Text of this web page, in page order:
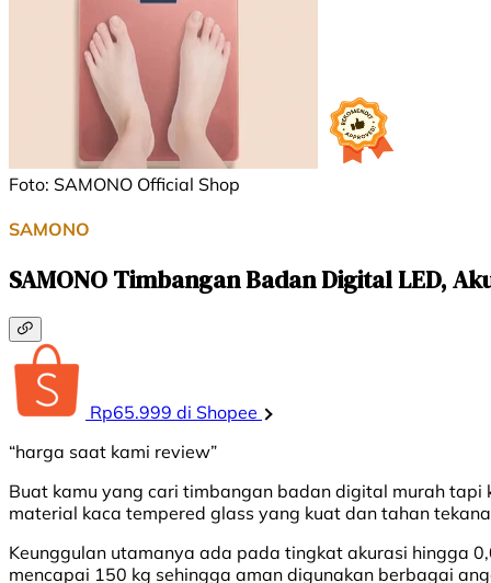
Foto: SAMONO Official Shop
SAMONO
SAMONO Timbangan Badan Digital LED,
Rp65.999 di Shopee
“harga saat kami review”
Buat kamu yang cari timbangan badan digital murah tapi
material kaca tempered glass yang kuat dan tahan
Keunggulan utamanya ada pada tingkat akurasi hingga
mencapai 150 kg sehingga aman digunakan berbagai